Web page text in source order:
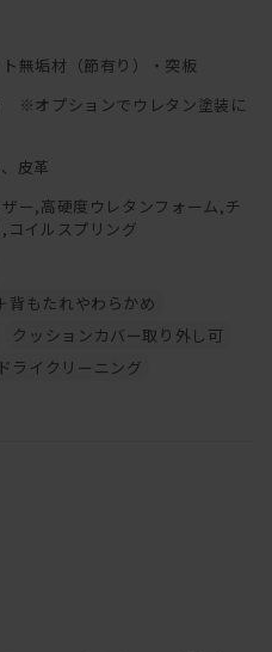
皿で並べても。。。。
ーリングタイプなのでドライク
頂けますので、
のもお薦めです！
は、別途お見積りにて承って
無垢材（節有り）・突板
※オプションでウレタン塗装に
皮革
ー,高硬度ウレタンフォーム,チ
コイルスプリング
背もたれやわらかめ
クッションカバー取り外し可
ドライクリーニング